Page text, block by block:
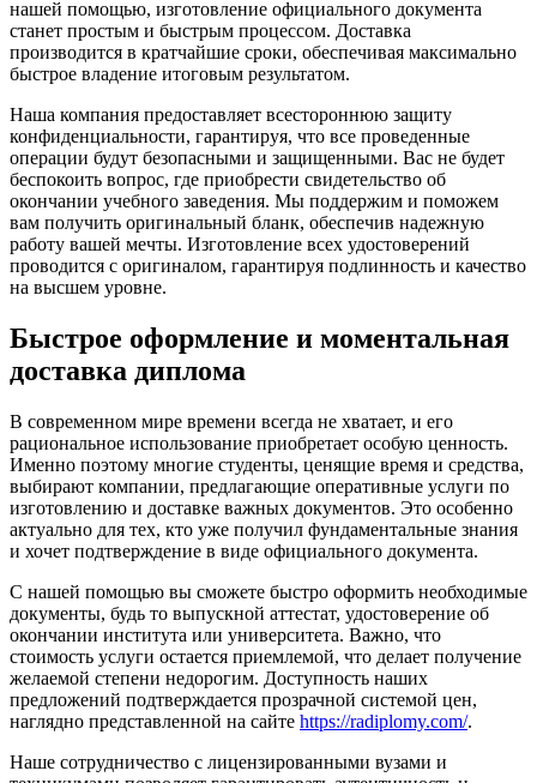
нашей помощью, изготовление официального документа
станет простым и быстрым процессом. Доставка
производится в кратчайшие сроки, обеспечивая максимально
быстрое владение итоговым результатом.
Наша компания предоставляет всестороннюю защиту
конфиденциальности, гарантируя, что все проведенные
операции будут безопасными и защищенными. Вас не будет
беспокоить вопрос, где приобрести свидетельство об
окончании учебного заведения. Мы поддержим и поможем
вам получить оригинальный бланк, обеспечив надежную
работу вашей мечты. Изготовление всех удостоверений
проводится с оригиналом, гарантируя подлинность и качество
на высшем уровне.
Быстрое оформление и моментальная
доставка диплома
В современном мире времени всегда не хватает, и его
рациональное использование приобретает особую ценность.
Именно поэтому многие студенты, ценящие время и средства,
выбирают компании, предлагающие оперативные услуги по
изготовлению и доставке важных документов. Это особенно
актуально для тех, кто уже получил фундаментальные знания
и хочет подтверждение в виде официального документа.
С нашей помощью вы сможете быстро оформить необходимые
документы, будь то выпускной аттестат, удостоверение об
окончании института или университета. Важно, что
стоимость услуги остается приемлемой, что делает получение
желаемой степени недорогим. Доступность наших
предложений подтверждается прозрачной системой цен,
наглядно представленной на сайте https://radiplomy.com/.
Наше сотрудничество с лицензированными вузами и